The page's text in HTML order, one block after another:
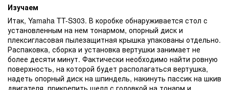
Изучаем
Итак, Yamaha TT-S303. В коробке обнаруживается стол с
установленным на нем тонармом, опорный диск и
плексигласовая пылезащитная крышка упакованы отдельно.
Распаковка, сборка и установка вертушки занимает не
более десяти минут. Фактически необходимо найти ровную
поверхность, на которой будет располагаться вертушка,
надеть опорный диск на шпиндель, накинуть пассик на шкив